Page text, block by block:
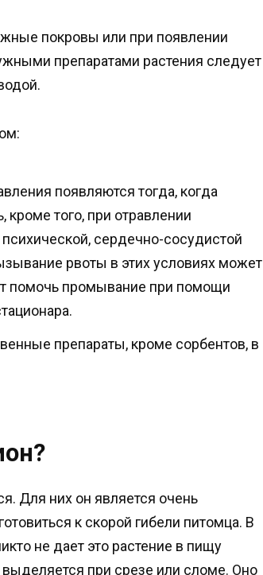
покровы или при появлении
препаратами растения следует
появляются тогда, когда
кроме того, при отравлении
сердечно-сосудистой
рвоты в этих условиях может
помочь промывание при помощи
препараты, кроме сорбентов, в
Для них он является очень
к скорой гибели питомца. В
не дает это растение в пищу
при срезе или сломе. Оно